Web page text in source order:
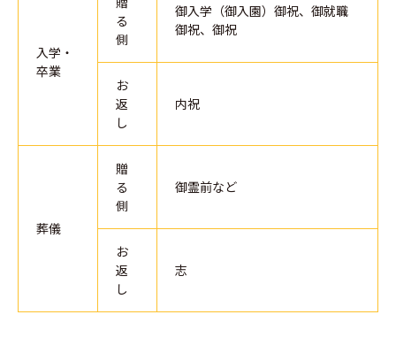
入学・
卒業
る
側
御入学（御入園）御祝、御就職
御祝、御祝
お
返
し
内祝
葬儀
贈
る
側
御霊前など
お
返
し
志